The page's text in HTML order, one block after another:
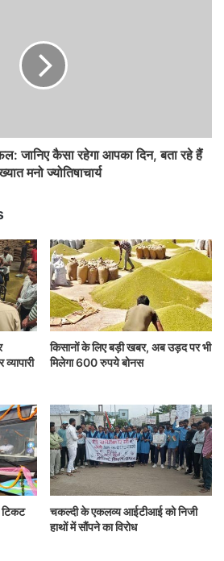
जानिए कैसा रहेगा आपका दिन, बता रहे हैं
मनो ज्योतिषाचार्य
किसानों के लिए बड़ी खबर, अब उड़द पर भी
मिलेगा 600 रुपये बोनस
टिकट
चकल्दी के एकलव्य आईटीआई को निजी
हाथों में सौंपने का विरोध